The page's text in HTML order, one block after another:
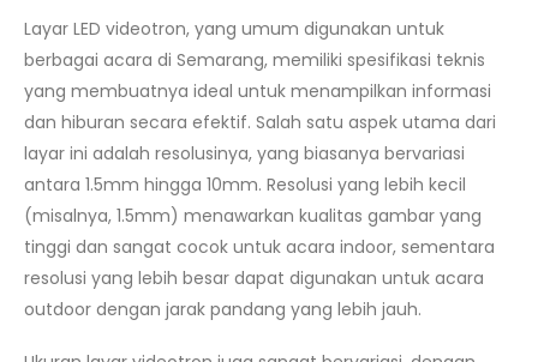
Layar LED videotron, yang umum digunakan untuk
berbagai acara di Semarang, memiliki spesifikasi teknis
yang membuatnya ideal untuk menampilkan informasi
dan hiburan secara efektif. Salah satu aspek utama dari
layar ini adalah resolusinya, yang biasanya bervariasi
antara 1.5mm hingga 10mm. Resolusi yang lebih kecil
(misalnya, 1.5mm) menawarkan kualitas gambar yang
tinggi dan sangat cocok untuk acara indoor, sementara
resolusi yang lebih besar dapat digunakan untuk acara
outdoor dengan jarak pandang yang lebih jauh.